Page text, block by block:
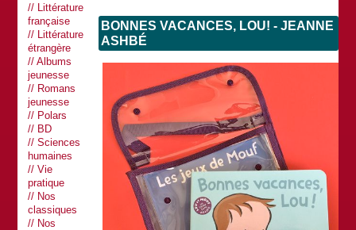
Littérature
française
Littérature
étrangère
Albums
jeunesse
Romans
jeunesse
Polars
BD
Sciences
humaines
Vie
pratique
Nos
classiques
Nos
BONNES VACANCES, LOU! - JEANNE
ASHBÉ